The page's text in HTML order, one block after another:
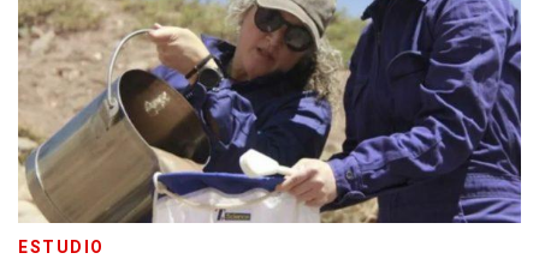
ESTUDIO